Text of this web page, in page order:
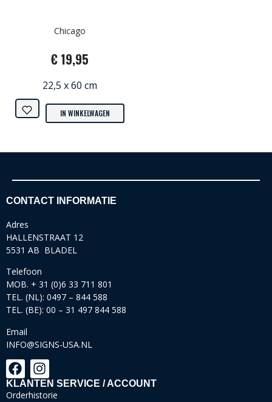
Chicago
€ 19,95
22,5 x 60 cm
IN WINKELWAGEN
CONTACT INFORMATIE
Adres
HALLENSTRAAT 12
5531 AB BLADEL
Telefoon
MOB. + 31 (0)6 33 711 801
TEL. (NL): 0497 – 844 588
TEL. (BE): 00 – 31 497 844 588
Email
INFO@SIGNS-USA.NL
KLANTEN SERVICE / ACCOUNT
Orderhistorie